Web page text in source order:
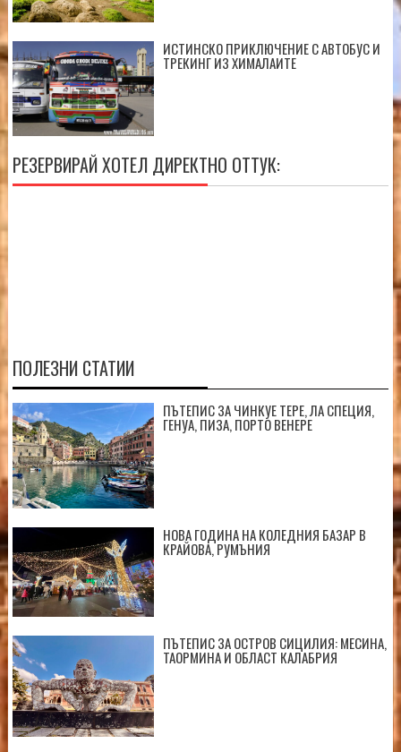
ИСТИНСКО ПРИКЛЮЧЕНИЕ С АВТОБУС И
ТРЕКИНГ ИЗ ХИМАЛАИТЕ
РЕЗЕРВИРАЙ ХОТЕЛ ДИРЕКТНО ОТТУК:
ПОЛЕЗНИ СТАТИИ
ПЪТЕПИС ЗА ЧИНКУЕ ТЕРЕ, ЛА СПЕЦИЯ,
ГЕНУА, ПИЗА, ПОРТО ВЕНЕРЕ
НОВА ГОДИНА НА КОЛЕДНИЯ БАЗАР В
КРАЙОВА, РУМЪНИЯ
ПЪТЕПИС ЗА ОСТРОВ СИЦИЛИЯ: МЕСИНА,
ТАОРМИНА И ОБЛАСТ КАЛАБРИЯ